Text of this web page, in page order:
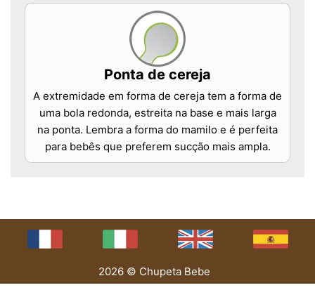
Ponta de cereja
A extremidade em forma de cereja tem a forma de
uma bola redonda, estreita na base e mais larga
na ponta. Lembra a forma do mamilo e é perfeita
para bebês que preferem sucção mais ampla.
2026 © Chupeta Bebe